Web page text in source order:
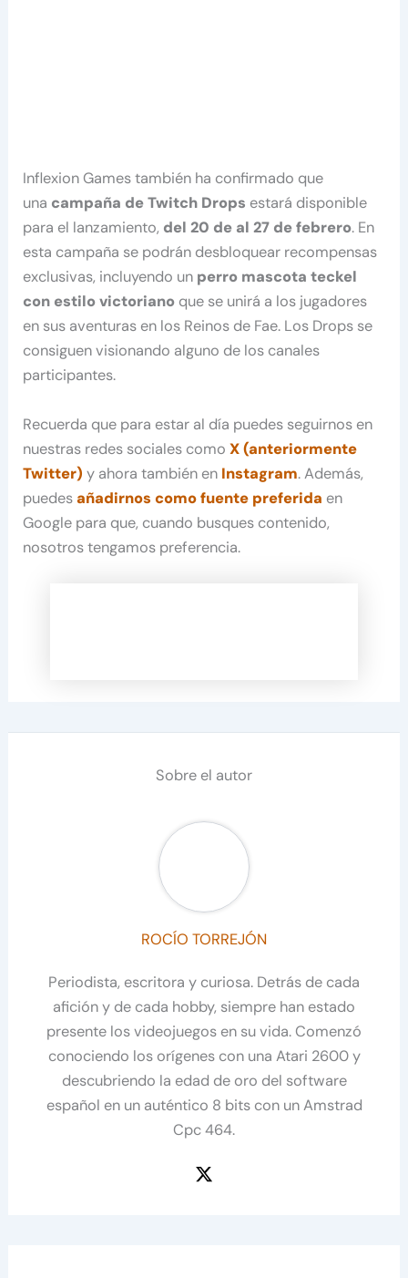
Inflexion Games también ha confirmado que
una campaña de Twitch Drops estará disponible
para el lanzamiento, del 20 de al 27 de febrero. En
esta campaña se podrán desbloquear recompensas
exclusivas, incluyendo un perro mascota teckel
con estilo victoriano que se unirá a los jugadores
en sus aventuras en los Reinos de Fae. Los Drops se
consiguen visionando alguno de los canales
participantes.
Recuerda que para estar al día puedes seguirnos en
nuestras redes sociales comoX (anteriormente
Twitter) y ahora también en Instagram. Además,
puedesañadirnos como fuente preferida en
Google para que, cuando busques contenido,
nosotros tengamos preferencia.
Sobre el autor
ROCÍO TORREJÓN
Periodista, escritora y curiosa. Detrás de cada
afición y de cada hobby, siempre han estado
presente los videojuegos en su vida. Comenzó
conociendo los orígenes con una Atari 2600 y
descubriendo la edad de oro del software
español en un auténtico 8 bits con un Amstrad
Cpc 464.